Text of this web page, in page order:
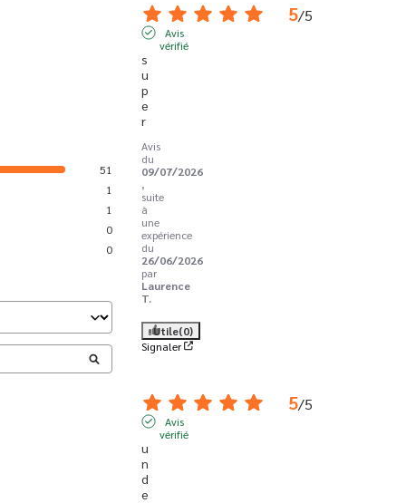
51
1
1
0
0
5/5
Avis
vérifié
s
u
p
e
r
Avis
du
09/07/2026
,
suite
à
une
expérience
du
26/06/2026
par
Laurence
T.
Utile(0)
Signaler
5/5
Avis
vérifié
u
n
d
e